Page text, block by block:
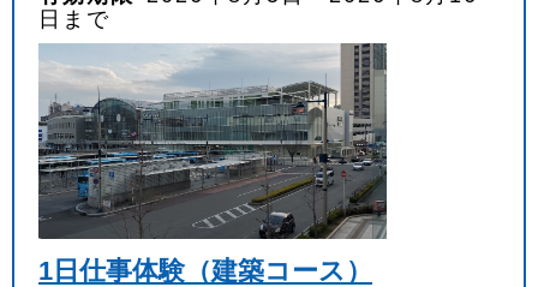
日まで
1日仕事体験（建築コース）